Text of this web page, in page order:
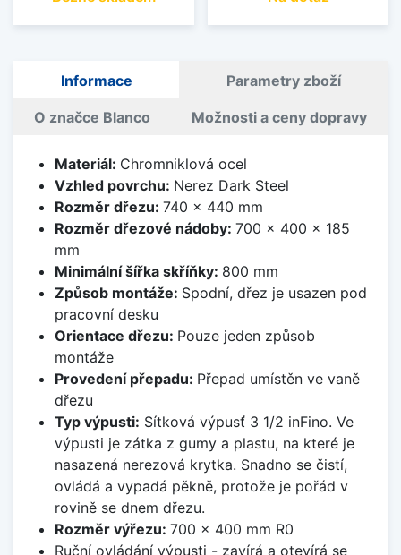
Informace Parametry zboží
O značce Blanco Možnosti a ceny dopravy
Materiál: Chromniklová ocel
Vzhled povrchu: Nerez Dark Steel
Rozměr dřezu: 740 x 440 mm
Rozměr dřezové nádoby: 700 x 400 x 185
mm
Minimální šířka skříňky: 800 mm
Způsob montáže: Spodní, dřez je usazen pod
pracovní desku
Orientace dřezu: Pouze jeden způsob
montáže
Provedení přepadu: Přepad umístěn ve vaně
dřezu
Typ výpusti: Sítková výpusť 3 1/2 inFino. Ve
výpusti je zátka z gumy a plastu, na které je
nasazená nerezová krytka. Snadno se čistí,
ovládá a vypadá pěkně, protože je pořád v
rovině se dnem dřezu.
Rozměr výřezu: 700 x 400 mm R0
Ruční ovládání výpusti - zavírá a otevírá se